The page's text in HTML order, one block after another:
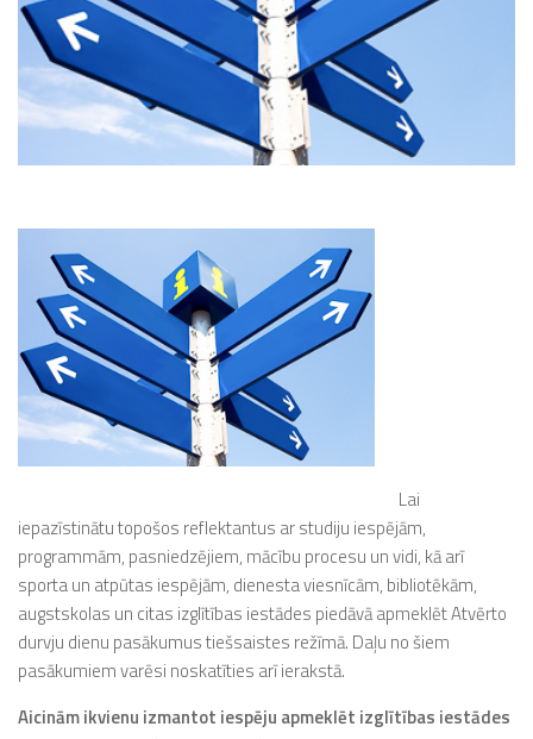
Lai
iepazīstinātu topošos reflektantus ar studiju iespējām,
programmām, pasniedzējiem, mācību procesu un vidi, kā arī
sporta un atpūtas iespējām, dienesta viesnīcām, bibliotēkām,
augstskolas un citas izglītības iestādes piedāvā apmeklēt Atvērto
durvju dienu pasākumus tiešsaistes režīmā. Daļu no šiem
pasākumiem varēsi noskatīties arī ierakstā.
Aicinām ikvienu izmantot iespēju apmeklēt izglītības iestādes